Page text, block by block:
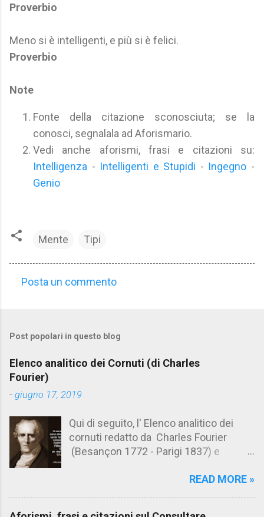
Proverbio
Meno si è intelligenti, e più si è felici.
Proverbio
Note
Fonte della citazione sconosciuta; se la
conosci, segnalala ad Aforismario.
Vedi anche aforismi, frasi e citazioni su:
Intelligenza - Intelligenti e Stupidi - Ingegno -
Genio
Mente Tipi
m
e
n
t
Posta un commento
Post popolari in questo blog
Elenco analitico dei Cornuti (di Charles
Fourier)
- giugno 17, 2019
Qui di seguito, l' Elenco analitico dei
cornuti redatto da Charles Fourier
(Besançon 1772 - Parigi 1837) e
Aforismario trovi anche una raccolta di
READ MORE »